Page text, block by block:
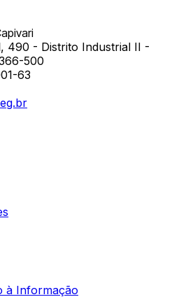
490 - Distrito Industrial II -
500
63
à Informação